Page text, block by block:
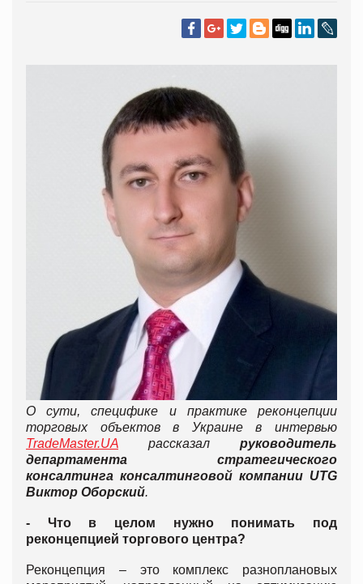
О сути, специфике и практике реконцепции
торговых объектов в Украине в интервью
TradeMaster.UA рассказал руководитель
департамента стратегического
консалтинга консалтинговой компании UTG
Виктор Оборский.
- Что в целом нужно понимать под
реконцепцией торгового центра?
Реконцепция – это комплекс разноплановых